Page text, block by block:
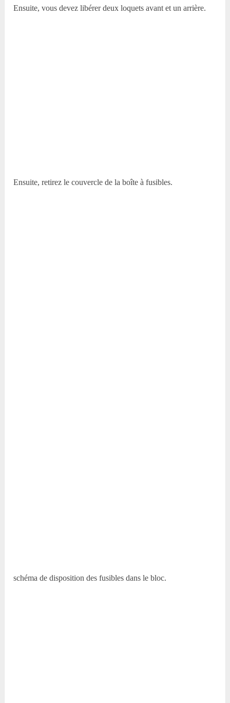
Ensuite, vous devez libérer deux loquets avant et un arrière.
Ensuite, retirez le couvercle de la boîte à fusibles.
schéma de disposition des fusibles dans le bloc.